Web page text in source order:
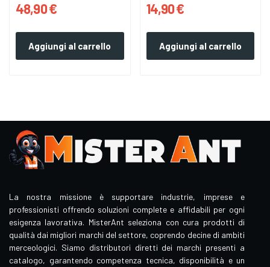
48,90 €
Aggiungi al carrello
14,90 €
Aggiungi al carrello
La nostra missione è supportare industrie, imprese e
professionisti offrendo soluzioni complete e affidabili per ogni
esigenza lavorativa. MisterAnt seleziona con cura prodotti di
qualità dai migliori marchi del settore, coprendo decine di ambiti
merceologici. Siamo distributori diretti dei marchi presenti a
catalogo, garantendo competenza tecnica, disponibilità e un